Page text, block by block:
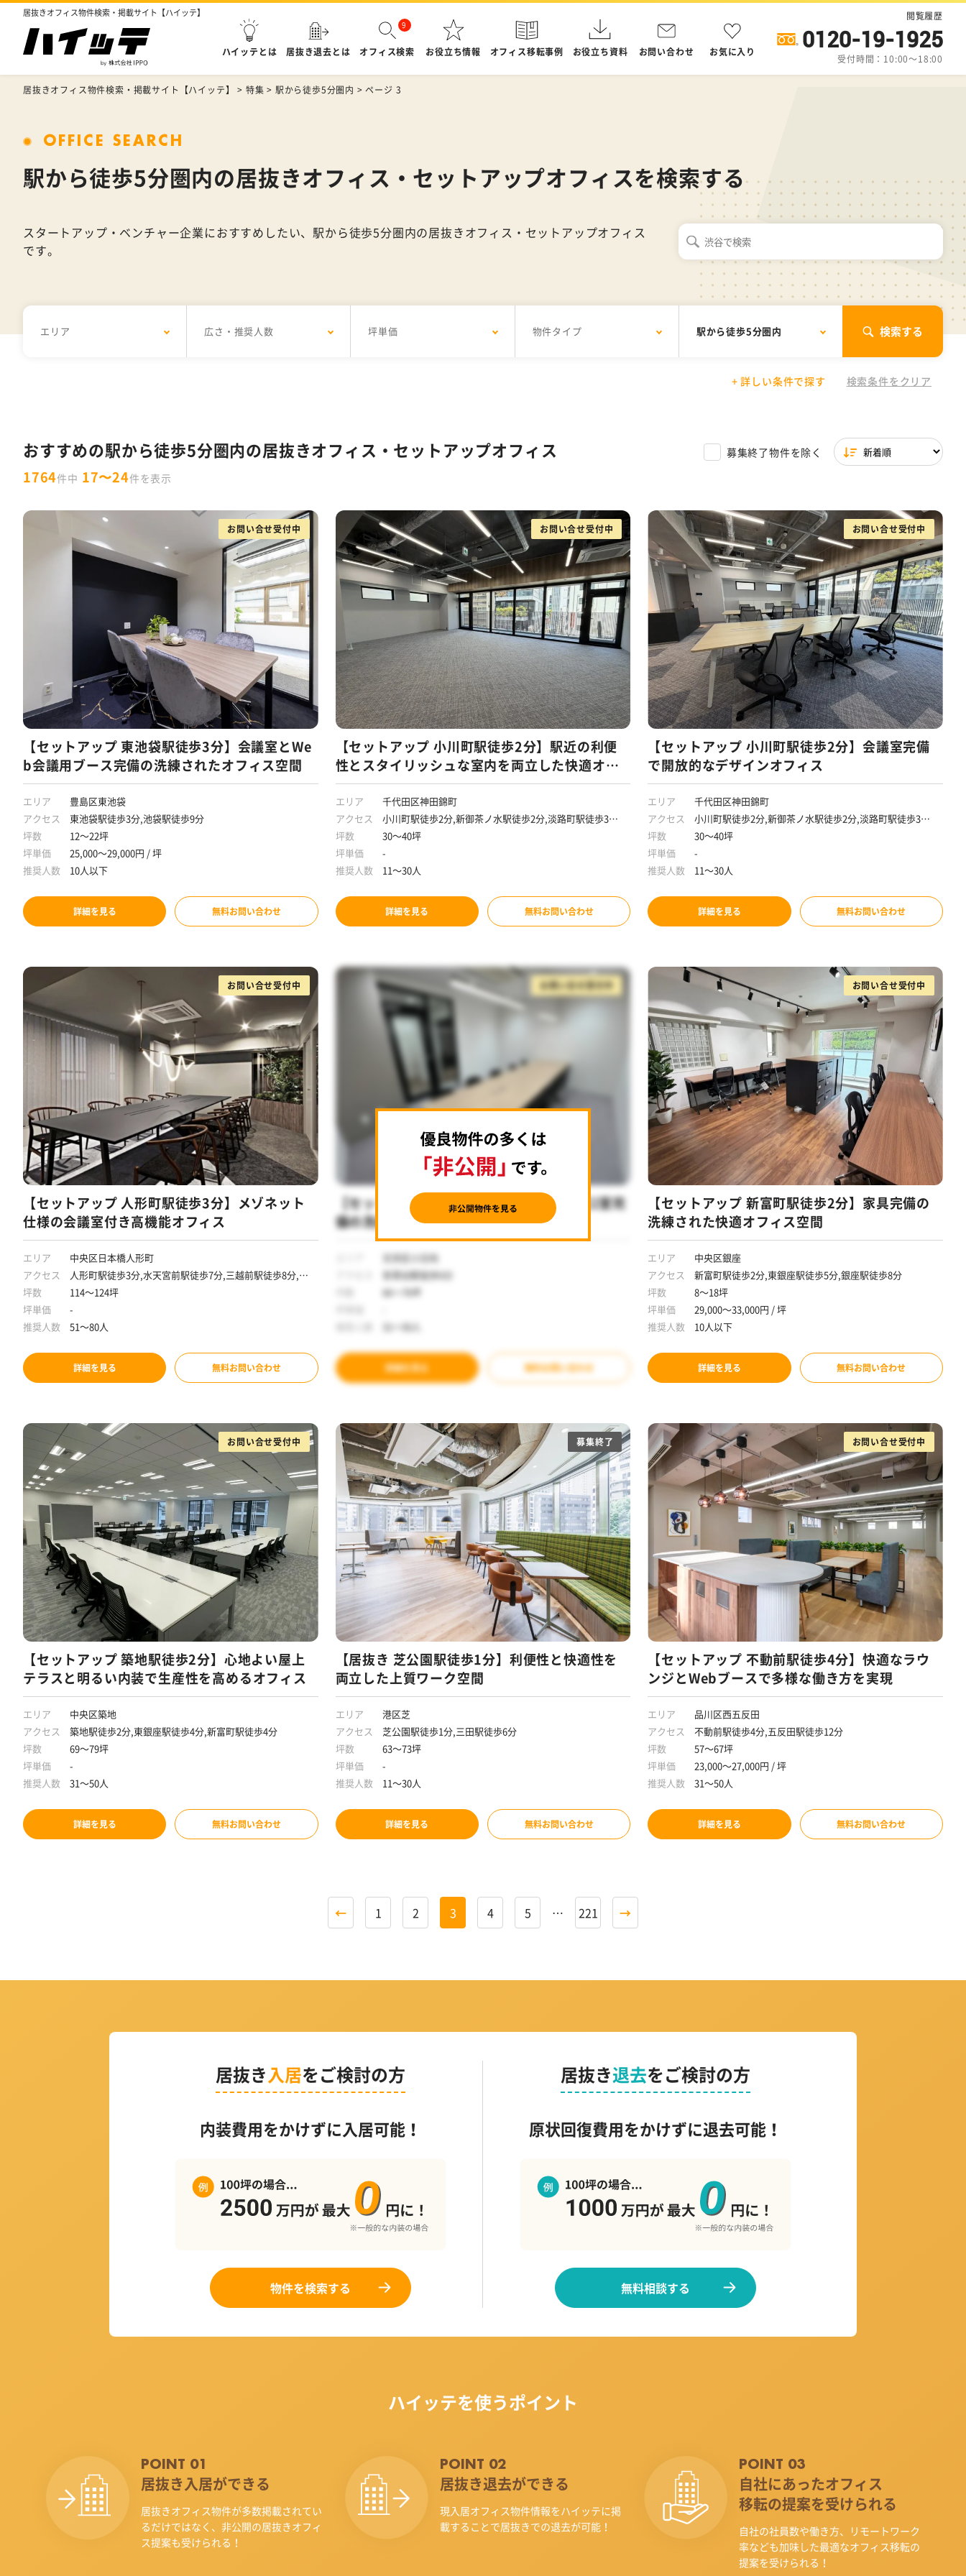
居抜きオフィス物件検索・掲載サイト【ハイッテ】
ハイッテとは 居抜き退去とは オフィス検索 お役立ち情報 オフィス移転事例 お役立ち資料 お問い合わせ お気に入り
閲覧履歴
0120-19-1925
受付時間：10:00～18:00
居抜きオフィス物件検索・掲載サイト【ハイッテ】 > 特集 > 駅から徒歩5分圏内 >ページ 3
OFFICE SEARCH
駅から徒歩5分圏内の居抜きオフィス・セットアップオフィスを検索する
スタートアップ・ベンチャー企業におすすめしたい、駅から徒歩5分圏内の居抜きオフィス・セットアップオフィス
です。
エリア 広さ・推奨人数 坪単価 物件タイプ 駅から徒歩5分圏内 検索する
東京都 その他
特集一覧
ラウンジ・テラス・バルコニーがあるオフィス
木目調オフィス特集 ファミレス席
天井高2.7m以上
スタートアップ企業向け東京都の30坪以下オフィス特集
10人以下 11～30人 31～50人 51～80人 81人以上
30,001円以上
シェアオフィス
駐輪場あり
築浅
セントラル空調
OAフロア 天井が高い 個別空調 貸会議室あり
フリーレント
+ 詳しい条件で探す 検索条件をクリア
おすすめの駅から徒歩5分圏内の居抜きオフィス・セットアップオフィス
1764件中 17〜24件を表示
募集終了物件を除く
お問い合せ受付中
【セットアップ 東池袋駅徒歩3分】会議室とWe
b会議用ブース完備の洗練されたオフィス空間
エリア
豊島区東池袋
アクセス
東池袋駅徒歩3分,池袋駅徒歩9分
坪数
12～22坪
坪単価
25,000～29,000円 / 坪
推奨人数
10人以下
詳細を見る 無料お問い合わせ
お問い合せ受付中
【セットアップ 小川町駅徒歩2分】駅近の利便
性とスタイリッシュな室内を両立した快適オフ
ィス
エリア
千代田区神田錦町
アクセス
小川町駅徒歩2分,新御茶ノ水駅徒歩2分,淡路町駅徒歩3分,
神保町駅徒歩7分
坪数
30～40坪
坪単価
-
推奨人数
11～30人
詳細を見る 無料お問い合わせ
お問い合せ受付中
【セットアップ 小川町駅徒歩2分】会議室完備
で開放的なデザインオフィス
エリア
千代田区神田錦町
アクセス
小川町駅徒歩2分,新御茶ノ水駅徒歩2分,淡路町駅徒歩3分,
神保町駅徒歩7分
坪数
30～40坪
坪単価
-
推奨人数
11～30人
詳細を見る 無料お問い合わせ
お問い合せ受付中
【セットアップ 人形町駅徒歩3分】メゾネット
仕様の会議室付き高機能オフィス
エリア
中央区日本橋人形町
アクセス
人形町駅徒歩3分,水天宮前駅徒歩7分,三越前駅徒歩8分,新
日本橋駅徒歩10分
坪数
114～124坪
坪単価
-
推奨人数
51～80人
詳細を見る 無料お問い合わせ
お問い合せ受付中
【セットアップ 新富町駅徒歩2分】家具完備の
洗練された快適オフィス空間
エリア
中央区銀座
アクセス
新富町駅徒歩2分,東銀座駅徒歩5分,銀座駅徒歩8分
坪数
8～18坪
坪単価
29,000～33,000円 / 坪
推奨人数
10人以下
詳細を見る 無料お問い合わせ
お問い合せ受付中
【セットアップ 築地駅徒歩2分】心地よい屋上
テラスと明るい内装で生産性を高めるオフィス
エリア
中央区築地
アクセス
築地駅徒歩2分,東銀座駅徒歩4分,新富町駅徒歩4分
坪数
69～79坪
坪単価
-
推奨人数
31～50人
詳細を見る 無料お問い合わせ
募集終了
【居抜き 芝公園駅徒歩1分】利便性と快適性を
両立した上質ワーク空間
エリア
港区芝
アクセス
芝公園駅徒歩1分,三田駅徒歩6分
坪数
63～73坪
坪単価
-
推奨人数
11～30人
詳細を見る 無料お問い合わせ
お問い合せ受付中
【セットアップ 不動前駅徒歩4分】快適なラウ
ンジとWebブースで多様な働き方を実現
エリア
品川区西五反田
アクセス
不動前駅徒歩4分,五反田駅徒歩12分
坪数
57～67坪
坪単価
23,000～27,000円 / 坪
推奨人数
31～50人
詳細を見る 無料お問い合わせ
お問い合せ受付中
【セットアップ 茗荷谷駅徒歩6分】会議室2室完
備の洗練されたセットアップオフィス
文京区小日向
茗荷谷駅徒歩6分
66～76坪
31～50人
詳細を見る 無料お問い合わせ
← 1 2 3 4 5 … 221 →
居抜き入居をご検討の方
内装費用をかけずに入居可能！
物件を検索する
居抜き退去をご検討の方
原状回復費用をかけずに退去可能！
無料相談する
ハイッテを使うポイント
POINT 01
居抜き入居ができる
居抜きオフィス物件が多数掲載されてい
るだけではなく、非公開の居抜きオフィ
ス提案も受けられる！
POINT 02
居抜き退去ができる
現入居オフィス物件情報をハイッテに掲
載することで居抜きでの退去が可能！
POINT 03
自社にあったオフィス
移転の提案を受けられる
自社の社員数や働き方、リモートワーク
率なども加味した最適なオフィス移転の
提案を受けられる！